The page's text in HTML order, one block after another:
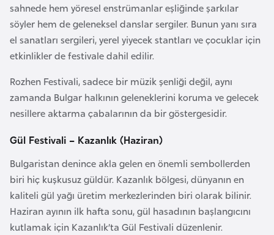
sahnede hem yöresel enstrümanlar eşliğinde şarkılar
söyler hem de geleneksel danslar sergiler. Bunun yanı sıra
el sanatları sergileri, yerel yiyecek stantları ve çocuklar için
etkinlikler de festivale dahil edilir.
Rozhen Festivali, sadece bir müzik şenliği değil, aynı
zamanda Bulgar halkının geleneklerini koruma ve gelecek
nesillere aktarma çabalarının da bir göstergesidir.
Gül Festivali – Kazanlık (Haziran)
Bulgaristan denince akla gelen en önemli sembollerden
biri hiç kuşkusuz güldür. Kazanlık bölgesi, dünyanın en
kaliteli gül yağı üretim merkezlerinden biri olarak bilinir.
Haziran ayının ilk hafta sonu, gül hasadının başlangıcını
kutlamak için Kazanlık’ta Gül Festivali düzenlenir.
B
o
s
n
H
e
r
s
k
u